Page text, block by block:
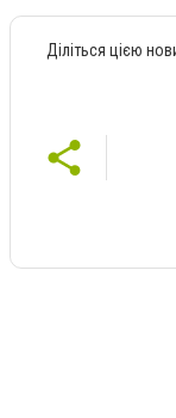
Діліться цією